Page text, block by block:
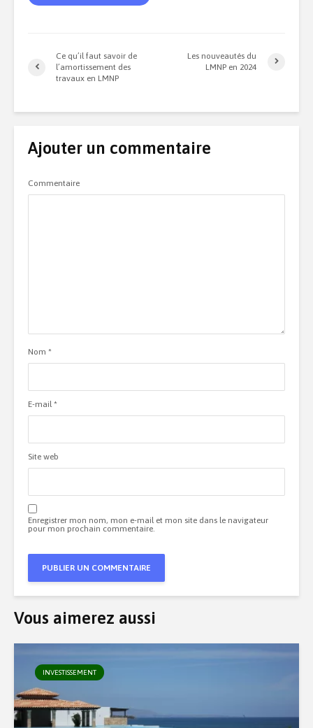
Ce qu’il faut savoir de
l’amortissement des
travaux en LMNP
Les nouveautés du
LMNP en 2024
Ajouter un commentaire
Commentaire
Nom *
E-mail*
Site web
Enregistrer mon nom, mon e-mail et mon site dans le navigateur
pour mon prochain commentaire.
Vous aimerez aussi
INVESTISSEMENT